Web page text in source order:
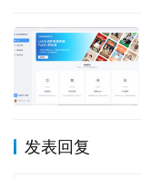
发表回复